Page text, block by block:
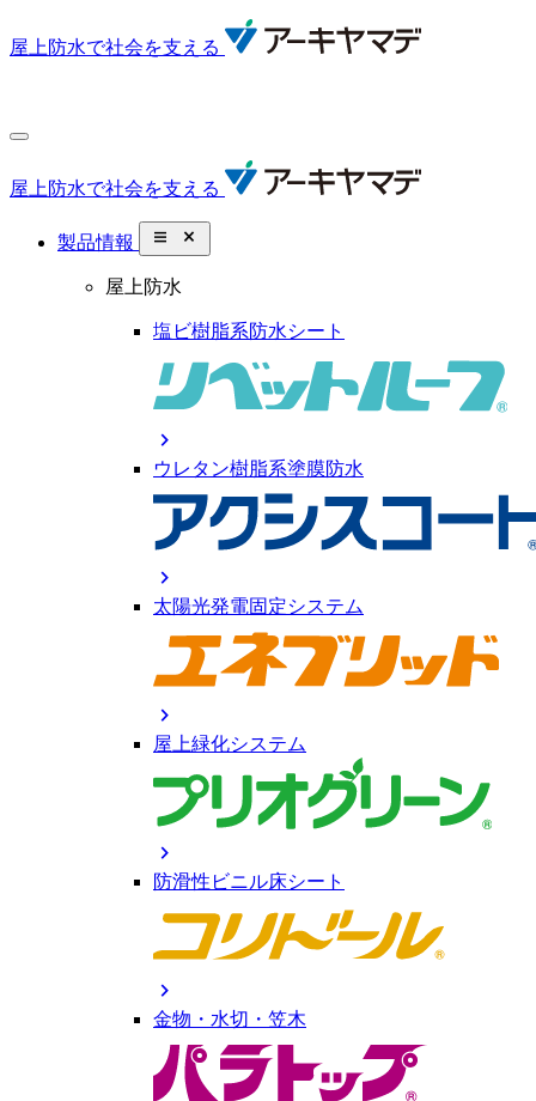
屋上防水で社会を支える
屋上防水で社会を支える
製品情報 close_small
屋上防水
塩ビ樹脂系防水シート
chevron_right
ウレタン樹脂系塗膜防水
chevron_right
太陽光発電固定システム
chevron_right
屋上緑化システム
chevron_right
防滑性ビニル床シート
chevron_right
金物・水切・笠木